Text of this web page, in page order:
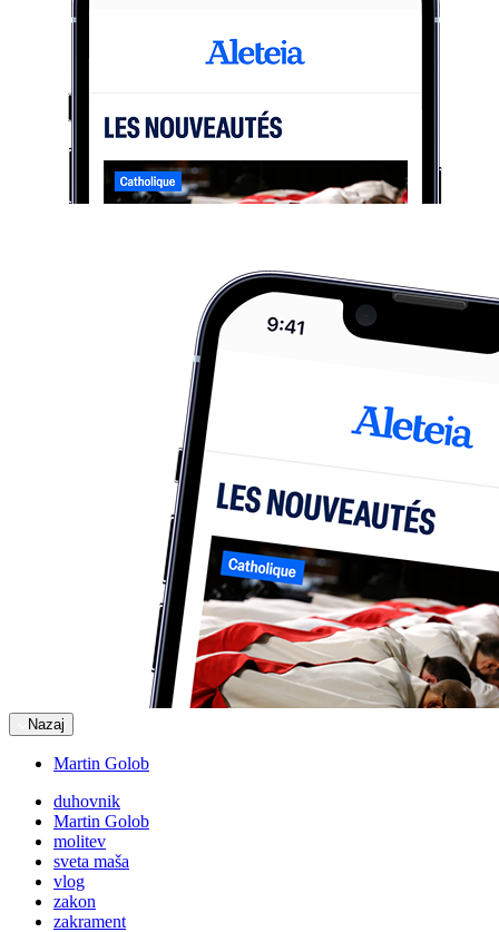
Nazaj
Martin Golob
duhovnik
Martin Golob
molitev
sveta maša
vlog
zakon
zakrament